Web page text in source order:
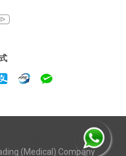
(Medical) Company